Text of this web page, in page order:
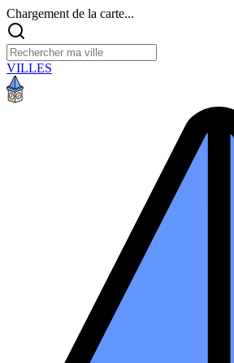
Chargement de la carte...
VILLES